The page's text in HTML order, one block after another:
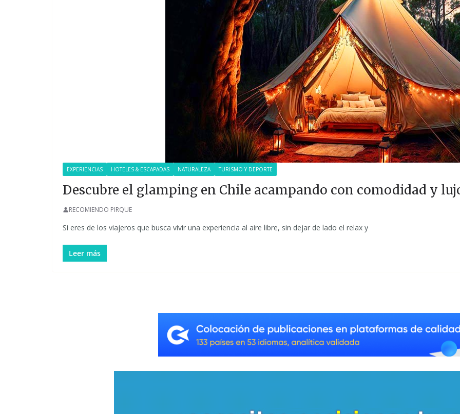
EXPERIENCIAS HOTELES & ESCAPADAS NATURALEZA TURISMO Y DEPORTE
Descubre el glamping en Chile acampando con comodidad y
RECOMIENDO PIRQUE
Si eres de los viajeros que busca vivir una experiencia al aire libre, sin dejar de lado el relax y
Leer más